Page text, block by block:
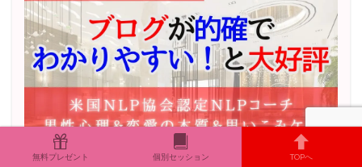
無料プレゼント 個別セッション TOPへ